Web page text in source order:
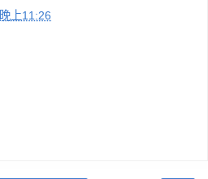
晚上11:26